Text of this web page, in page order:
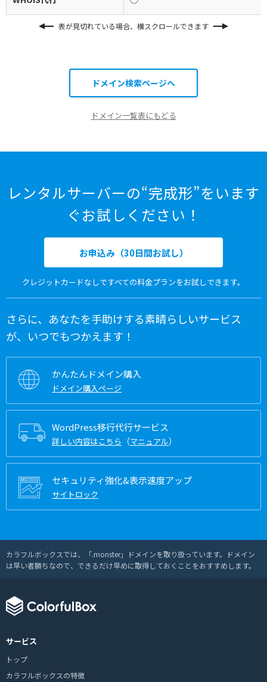
表が見切れている場合、横スクロールできます
ドメイン検索ページへ
ドメイン一覧表にもどる
レンタルサーバーの“完成形”をいます
ぐお試しください！
お申込み（30日間お試し）
クレジットカードなしですべての料金プランをお試しできます。
さらに、あなたを手助けする素晴らしいサービス
が、いつでもつかえます！
かんたんドメイン購入
ドメイン購入ページ
WordPress移行代行サービス
詳しい内容はこちら （マニュアル）
セキュリティ強化&表示速度アップ
サイトロック
カラフルボックスでは、「.monster」ドメインを取り扱っています。ドメイン
は早い者勝ちなので、できるだけ早めに取得しておくことをおすすめします。
サービス
トップ
カラフルボックスの特徴